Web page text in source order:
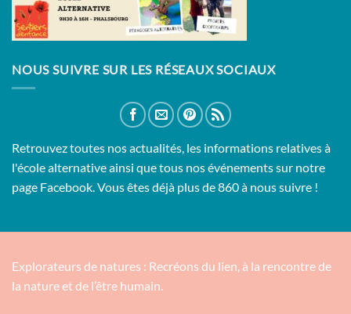
NOUS SUIVRE SUR LES RÉSEAUX SOCIAUX
Retrouvez toutes nos actualités, les informations relatives à
l'école alternative ainsi que tous nos événements sur notre
page Facebook. Vous êtes déjà plus de 860 à nous suivre !
Explorateurs de natures : Recréons du lien, à la rencontre de
la nature et de l’être humain.